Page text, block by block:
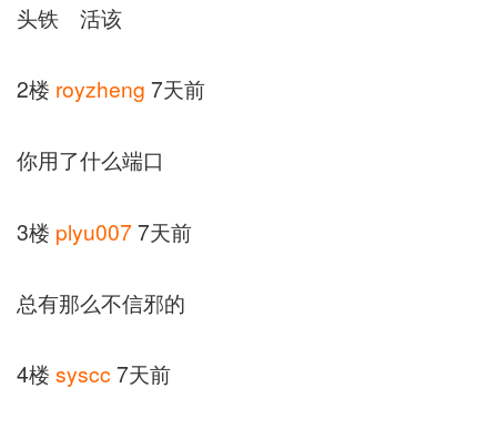
头铁 活该
2楼 royzheng 7天前
你用了什么端口
3楼 plyu007 7天前
总有那么不信邪的
4楼 syscc 7天前